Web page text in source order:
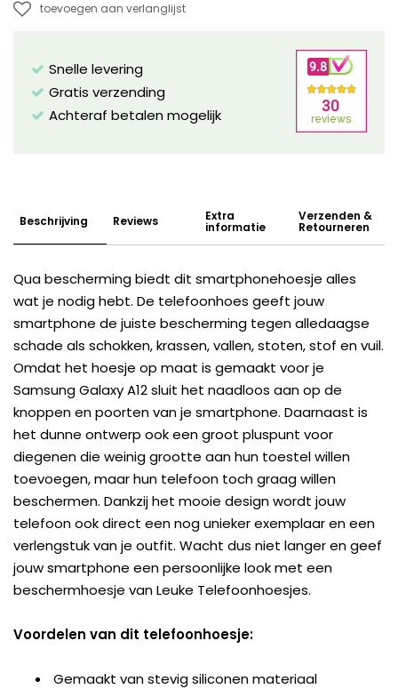
toevoegen aan verlanglijst
Snelle levering
Gratis verzending
Achteraf betalen mogelijk
Beschrijving Reviews Extra
informatie
Verzenden &
Retourneren
Qua bescherming biedt dit smartphonehoesje alles
wat je nodig hebt. De telefoonhoes geeft jouw
smartphone de juiste bescherming tegen alledaagse
schade als schokken, krassen, vallen, stoten, stof en vuil.
Omdat het hoesje op maat is gemaakt voor je
Samsung Galaxy A12 sluit het naadloos aan op de
knoppen en poorten van je smartphone. Daarnaast is
het dunne ontwerp ook een groot pluspunt voor
diegenen die weinig grootte aan hun toestel willen
toevoegen, maar hun telefoon toch graag willen
beschermen. Dankzij het mooie design wordt jouw
telefoon ook direct een nog unieker exemplaar en een
verlengstuk van je outfit. Wacht dus niet langer en geef
jouw smartphone een persoonlijke look met een
beschermhoesje van Leuke Telefoonhoesjes.
Voordelen van dit telefoonhoesje:
Gemaakt van stevig siliconen materiaal